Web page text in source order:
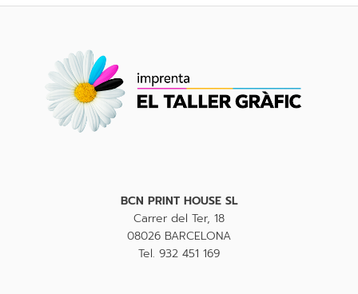
BCN PRINT HOUSE SL
Carrer del Ter, 18
08026 BARCELONA
Tel. 932 451 169